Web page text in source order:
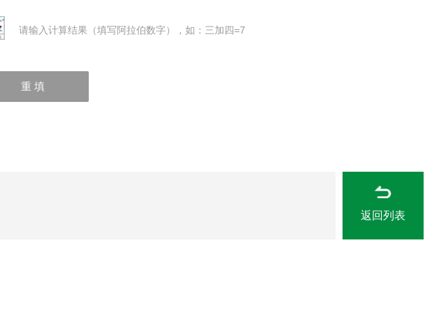
请输入计算结果（填写阿拉伯数字），如：三加四=7
返回列表